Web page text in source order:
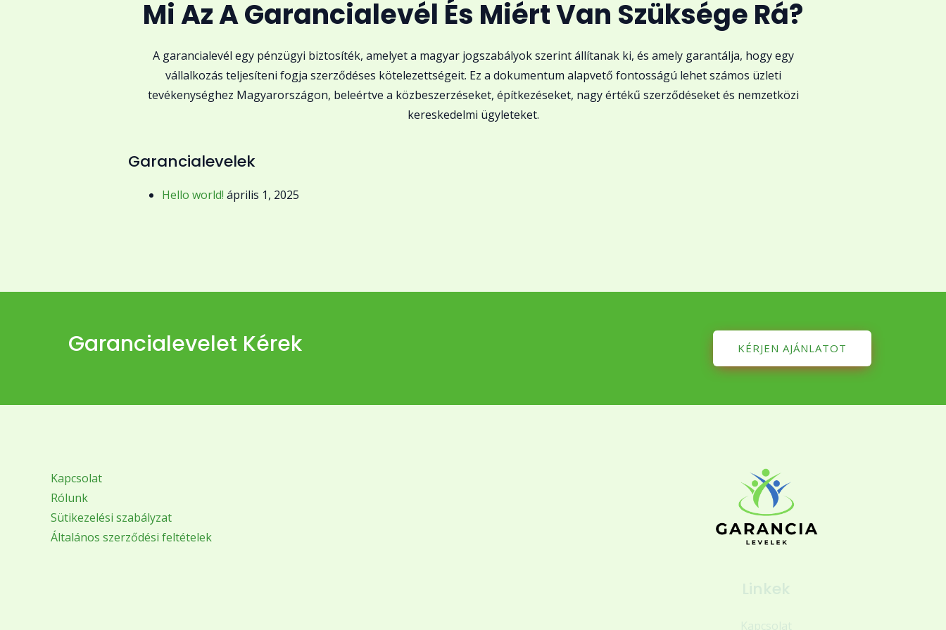
Mi Az A Garancialevél És Miért Van Szüksége Rá?
A garancialevél egy pénzügyi biztosíték, amelyet a magyar jogszabályok szerint állítanak ki, és amely garantálja, hogy egy
vállalkozás teljesíteni fogja szerződéses kötelezettségeit. Ez a dokumentum alapvető fontosságú lehet számos üzleti
tevékenységhez Magyarországon, beleértve a közbeszerzéseket, építkezéseket, nagy értékű szerződéseket és nemzetközi
kereskedelmi ügyleteket.
Garancialevelek
Hello world! április 1, 2025
Garancialevelet Kérek KÉRJEN AJÁNLATOT
Kapcsolat
Rólunk
Sütikezelési szabályzat
Általános szerződési feltételek
Linkek
Kapcsolat